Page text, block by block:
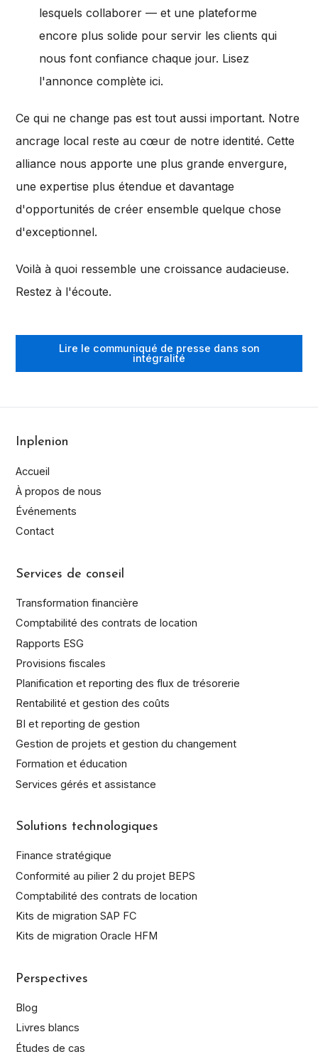
lesquels collaborer — et une plateforme
encore plus solide pour servir les clients qui
nous font confiance chaque jour. Lisez
l'annonce complète ici.
Ce qui ne change pas est tout aussi important. Notre
ancrage local reste au cœur de notre identité. Cette
alliance nous apporte une plus grande envergure,
une expertise plus étendue et davantage
d'opportunités de créer ensemble quelque chose
d'exceptionnel.
Voilà à quoi ressemble une croissance audacieuse.
Restez à l'écoute.
Lire le communiqué de presse dans son
intégralité
Inplenion
Accueil
À propos de nous
Événements
Contact
Services de conseil
Transformation financière
Comptabilité des contrats de location
Rapports ESG
Provisions fiscales
Planification et reporting des flux de trésorerie
Rentabilité et gestion des coûts
BI et reporting de gestion
Gestion de projets et gestion du changement
Formation et éducation
Services gérés et assistance
Solutions technologiques
Finance stratégique
Conformité au pilier 2 du projet BEPS
Comptabilité des contrats de location
Kits de migration SAP FC
Kits de migration Oracle HFM
Perspectives
Blog
Livres blancs
Études de cas